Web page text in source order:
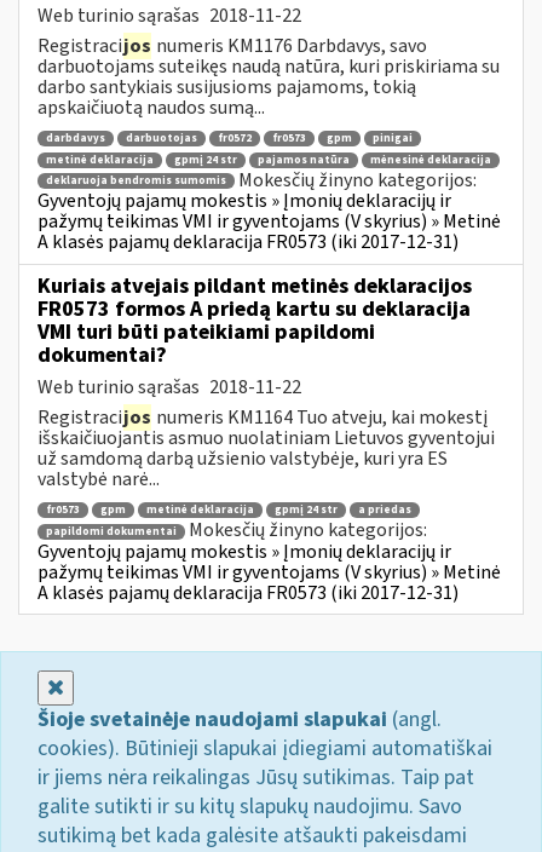
Web turinio sąrašas 2018-11-22
Registracijos numeris KM1176 Darbdavys, savo
darbuotojams suteikęs naudą natūra, kuri priskiriama su
darbo santykiais susijusioms pajamoms, tokią
apskaičiuotą naudos sumą...
darbdavys darbuotojas fr0572 fr0573 gpm
pinigai
metinė deklaracija
gpmį 24 str pajamos natūra
mėnesinė deklaracija
deklaruoja bendromis sumomis
Mokesčių žinyno kategorijos:
Gyventojų pajamų mokestis » Įmonių deklaracijų ir
pažymų teikimas VMI ir gyventojams (V skyrius) » Metinė
A klasės pajamų deklaracija FR0573 (iki 2017-12-31)
Kuriais atvejais pildant metinės deklaracijos
FR0573 formos A priedą kartu su deklaracija
VMI turi būti pateikiami papildomi
dokumentai?
Web turinio sąrašas 2018-11-22
Registracijos numeris KM1164 Tuo atveju, kai mokestį
išskaičiuojantis asmuo nuolatiniam Lietuvos gyventojui
už samdomą darbą užsienio valstybėje, kuri yra ES
valstybė narė...
fr0573 gpm metinė deklaracija gpmį 24 str
a priedas
papildomi dokumentai
Mokesčių žinyno kategorijos:
Gyventojų pajamų mokestis » Įmonių deklaracijų ir
pažymų teikimas VMI ir gyventojams (V skyrius) » Metinė
A klasės pajamų deklaracija FR0573 (iki 2017-12-31)
Šioje svetainėje naudojami slapukai (angl.
cookies). Būtinieji slapukai įdiegiami automatiškai
ir jiems nėra reikalingas Jūsų sutikimas. Taip pat
galite sutikti ir su kitų slapukų naudojimu. Savo
sutikimą bet kada galėsite atšaukti pakeisdami